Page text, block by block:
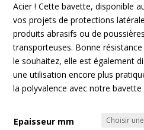
Acier ! Cette bavette, disponible
vos projets de protections
produits abrasifs ou de
transporteuses. Bonne résistance
le souhaitez, elle est également
une utilisation encore plus
la polyvalence avec notre
Epaisseur mm